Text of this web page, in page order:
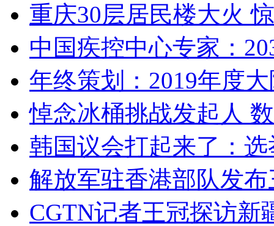
重庆30层居民楼大火
中国疾控中心专家：
年终策划：2019年度
悼念冰桶挑战发起人
韩国议会打起来了：
解放军驻香港部队发
CGTN记者王冠探访新